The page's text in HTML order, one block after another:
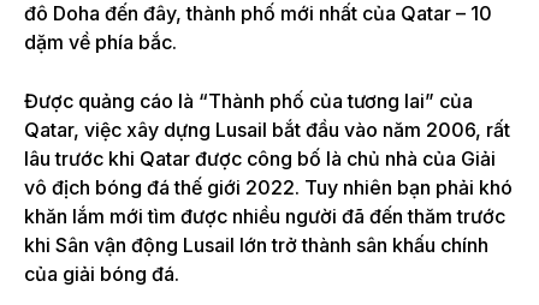
đô Doha đến đây, thành phố mới nhất của Qatar – 10
dặm về phía bắc.
Được quảng cáo là “Thành phố của tương lai” của
Qatar, việc xây dựng Lusail bắt đầu vào năm 2006, rất
lâu trước khi Qatar được công bố là chủ nhà của Giải
vô địch bóng đá thế giới 2022. Tuy nhiên bạn phải khó
khăn lắm mới tìm được nhiều người đã đến thăm trước
khi Sân vận động Lusail lớn trở thành sân khấu chính
của giải bóng đá.